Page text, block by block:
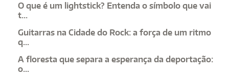
O que é um lightstick? Entenda o símbolo que vai
t...
Guitarras na Cidade do Rock: a força de um ritmo
q...
A floresta que separa a esperança da deportação:
o...